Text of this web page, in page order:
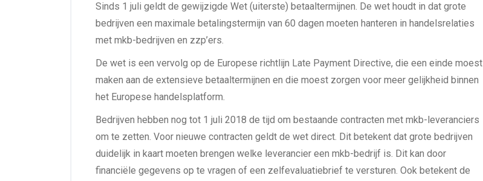
Sinds 1 juli geldt de gewijzigde Wet (uiterste) betaaltermijnen. De wet houdt in dat grote
bedrijven een maximale betalingstermijn van 60 dagen moeten hanteren in handelsrelaties
met mkb-bedrijven en zzp’ers.
De wet is een vervolg op de Europese richtlijn Late Payment Directive, die een einde moest
maken aan de extensieve betaaltermijnen en die moest zorgen voor meer gelijkheid binnen
het Europese handelsplatform.
Bedrijven hebben nog tot 1 juli 2018 de tijd om bestaande contracten met mkb-leveranciers
om te zetten. Voor nieuwe contracten geldt de wet direct. Dit betekent dat grote bedrijven
duidelijk in kaart moeten brengen welke leverancier een mkb-bedrijf is. Dit kan door
financiële gegevens op te vragen of een zelfevaluatiebrief te versturen. Ook betekent de